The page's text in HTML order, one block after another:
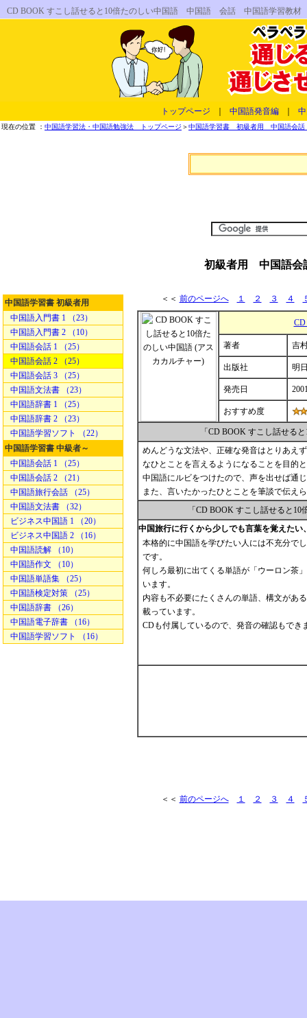
CD BOOK すこし話せると10倍たのしい中国語 中国語 会話 中国語学習
トップページ 中国語発音編
現在の位置 ： 中国語学習法・中国語勉強法 トップページ ＞中国語学習書 初級者用 中国語会話
初級者用 中国語会
中国語学習書 初級者用
中国語入門書 1 （23）
中国語入門書 2 （10）
中国語会話 1 （25）
中国語会話 2 （25）
中国語会話 3 （25）
中国語文法書 （23）
中国語辞書 1 （25）
中国語辞書 2 （23）
中国語学習ソフト （22）
中国語学習書 中級者～
中国語会話 1 （25）
中国語会話 2 （21）
中国語旅行会話 （25）
中国語文法書 （32）
ビジネス中国語 1 （20）
ビジネス中国語 2 （16）
中国語読解 （10）
中国語作文 （10）
中国語単語集 （25）
中国語検定対策 （25）
中国語辞書 （26）
中国語電子辞書 （16）
中国語学習ソフト （16）
＜＜ 前のページへ １ ２ ３ ４
著者 吉
出版社 明
発売日
おすすめ度
「CD BOOK すこし話せる
めんどうな文法や、正確な発音はとりあえ
なひとことを言えるようになることを目的
中国語にルビをつけたので、声を出せば通
また、言いたかったひとことを筆談で伝え
「CD BOOK すこし話せると
中国旅行に行くから少しでも言葉を覚えたい
本格的に中国語を学びたい人には不充分で
です。
何しろ最初に出てくる単語が「ウーロン茶
います。
内容も不必要にたくさんの単語、構文があ
載っています。
CDも付属しているので、発音の確認もでき
＜＜ 前のページへ １ ２ ３ ４